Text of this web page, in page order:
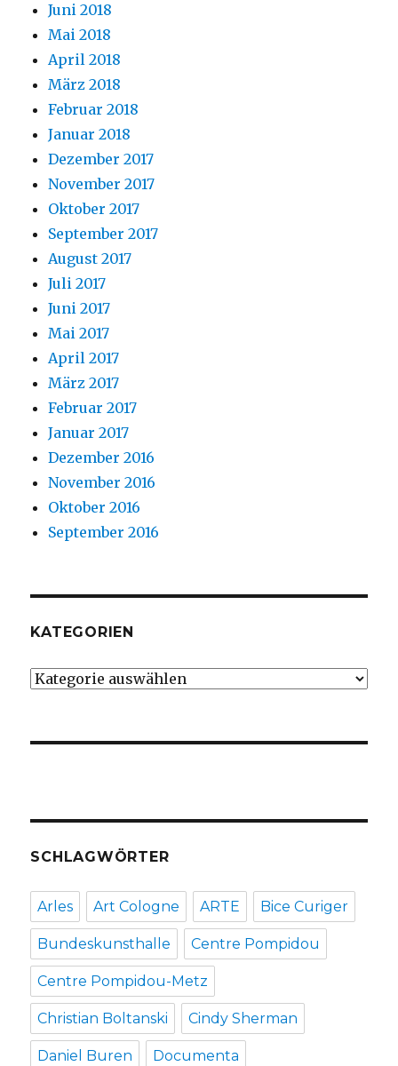
Juni 2018
Mai 2018
April 2018
März 2018
Februar 2018
Januar 2018
Dezember 2017
November 2017
Oktober 2017
September 2017
August 2017
Juli 2017
Juni 2017
Mai 2017
April 2017
März 2017
Februar 2017
Januar 2017
Dezember 2016
November 2016
Oktober 2016
September 2016
KATEGORIEN
Kategorien
SCHLAGWÖRTER
Arles Art Cologne ARTE Bice Curiger
Bundeskunsthalle Centre Pompidou
Centre Pompidou-Metz
Christian Boltanski Cindy Sherman
Daniel Buren Documenta